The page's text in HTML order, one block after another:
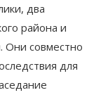
два
района и
Они совместно
для